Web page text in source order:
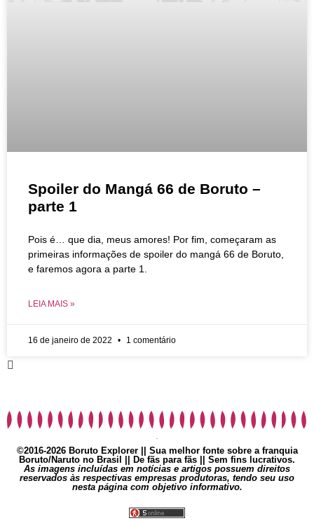
Spoiler do Mangá 66 de Boruto –
parte 1
Pois é… que dia, meus amores! Por fim, começaram as
primeiras informações de spoiler do mangá 66 de Boruto,
e faremos agora a parte 1.
LEIA MAIS »
16 de janeiro de 2022 1 comentário
©2016-2026 Boruto Explorer || Sua melhor fonte sobre a franquia
Boruto/Naruto no Brasil || De fãs para fãs || Sem fins lucrativos.
As imagens incluídas em notícias e artigos possuem direitos
reservados às respectivas empresas produtoras, tendo seu uso
nesta página com objetivo informativo.